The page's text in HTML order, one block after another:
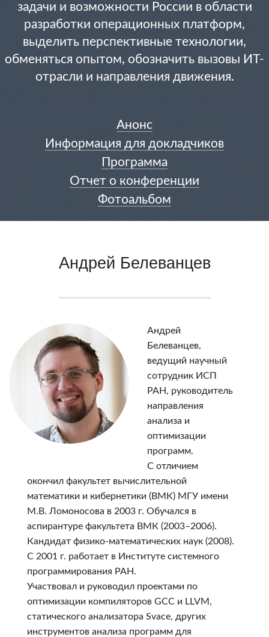
задачи и возможности России в области
разработки операционных платформ,
выделить перспективные технологии,
обменяться опытом, обозначить вызовы ИТ-
отрасли и направления движения.
Анонс
Информация для докладчиков
Программа
Отчет о конференции
Фотоальбом
Андрей Белеванцев
Андрей
Белеванцев,
ведущий научный
сотрудник ИСП
РАН, руководитель
направления
анализа и
оптимизации
программ.
С отличием
окончил факультет вычислительной
математики и кибернетики (ВМК) МГУ имени
М.В. Ломоносова в 2003 г. Обучался в
аспирантуре факультета ВМК (2003–2006).
Кандидат физико-математических наук (2008).
С 2001 г. работает в Институте системного
программирования РАН.
Участвовал и руководил проектами по
оптимизации компиляторов GCC и LLVM,
статического анализатора Svace, других
инструментов анализа программ для